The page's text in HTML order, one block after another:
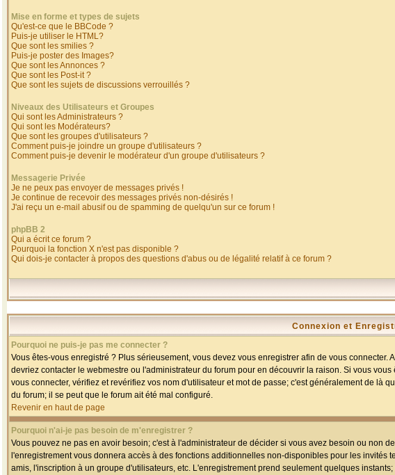
Mise en forme et types de sujets
Qu'est-ce que le BBCode ?
Puis-je utiliser le HTML?
Que sont les smilies ?
Puis-je poster des Images?
Que sont les Annonces ?
Que sont les Post-it ?
Que sont les sujets de discussions verrouillés ?
Niveaux des Utilisateurs et Groupes
Qui sont les Administrateurs ?
Qui sont les Modérateurs?
Que sont les groupes d'utilisateurs ?
Comment puis-je joindre un groupe d'utilisateurs ?
Comment puis-je devenir le modérateur d'un groupe d'utilisateurs ?
Messagerie Privée
Je ne peux pas envoyer de messages privés !
Je continue de recevoir des messages privés non-désirés !
J'ai reçu un e-mail abusif ou de spamming de quelqu'un sur ce forum !
phpBB 2
Qui a écrit ce forum ?
Pourquoi la fonction X n'est pas disponible ?
Qui dois-je contacter à propos des questions d'abus ou de légalité relatif à ce forum ?
Connexion et
Pourquoi ne puis-je pas me connecter ?
Vous êtes-vous enregistré ? Plus sérieusement, vous devez vous enregistrer afin de vous
devriez contacter le webmestre ou l'administrateur du forum pour en découvrir la raison. Si vous
vous connecter, vérifiez et revérifiez vos nom d'utilisateur et mot de passe; c'est généralement de là
du forum; il se peut que le forum ait été mal configuré.
Revenir en haut de page
Pourquoi n'ai-je pas besoin de m'enregistrer ?
Vous pouvez ne pas en avoir besoin; c'est à l'administrateur de décider si vous avez besoin ou non
l'enregistrement vous donnera accès à des fonctions additionnelles non-disponibles pour les
amis, l'inscription à un groupe d'utilisateurs, etc. L'enregistrement prend seulement quelques